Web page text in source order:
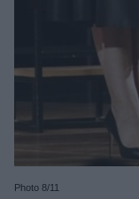
Photo 8/11